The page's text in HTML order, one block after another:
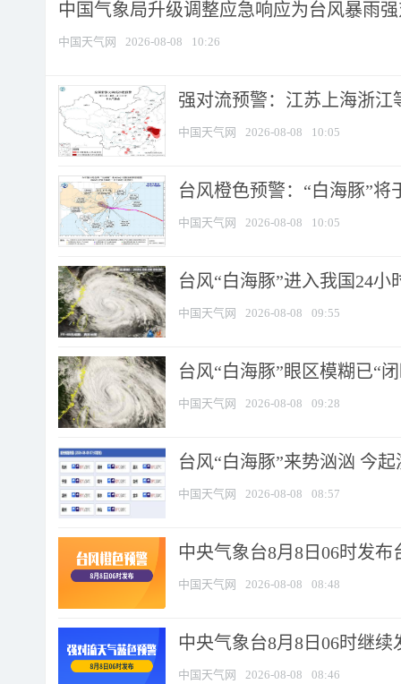
中国气象局升级调整应急响应为台风暴雨
中国天气网 2026-08-08 10:26
强对流预警：江苏上海浙江
中国天气网 2026-08-08 10:05
台风橙色预警：“白海豚”将
中国天气网 2026-08-08 10:05
台风“白海豚”进入我国24
中国天气网 2026-08-08 09:55
台风“白海豚”眼区模糊已“
中国天气网 2026-08-08 09:28
台风“白海豚”来势汹汹 今
中国天气网 2026-08-08 08:57
中央气象台8月8日06时发布
中国天气网 2026-08-08 08:48
中央气象台8月8日06时继
中国天气网 2026-08-08 08:46